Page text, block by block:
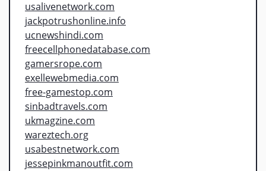
usalivenetwork.com
jackpotrushonline.info
ucnewshindi.com
freecellphonedatabase.com
gamersrope.com
exellewebmedia.com
free-gamestop.com
sinbadtravels.com
ukmagzine.com
wareztech.org
usabestnetwork.com
jessepinkmanoutfit.com